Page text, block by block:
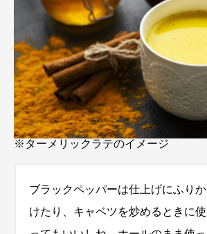
※ターメリックラテのイメージ
ブラックペッパーは仕上げにふりか
けたり、キャベツを炒めるときに使